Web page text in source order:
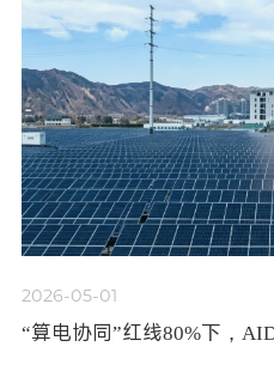
2026-05-01
“算电协同”红线80%下，